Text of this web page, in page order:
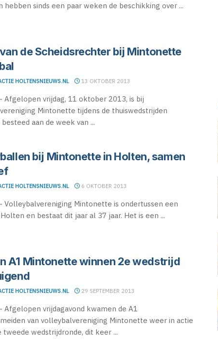
hebben sinds een paar weken de beschikking over ...
de Scheidsrechter bij Mintonette
HOLTENSNIEUWS.NL 13 OKTOBER 2013
Afgelopen vrijdag, 11 oktober 2013, is bij
Mintonette tijdens de thuiswedstrijden
aan de week van ...
bij Mintonette in Holten, samen
HOLTENSNIEUWS.NL 6 OKTOBER 2013
- Volleybalvereniging Mintonette is ondertussen een
en bestaat dit jaar al 37 jaar. Het is een ...
A1 Mintonette winnen 2e wedstrijd
HOLTENSNIEUWS.NL 29 SEPTEMBER 2013
Afgelopen vrijdagavond kwamen de A1
van volleybalvereniging Mintonette weer in actie
tweede wedstrijdronde, dit keer ...